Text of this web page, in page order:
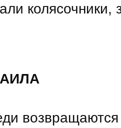
колясочники,